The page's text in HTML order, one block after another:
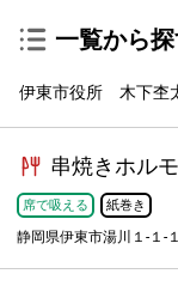
一覧から
伊東市役所 木下杢
串焼きホル
席で吸える 紙巻き
静岡県伊東市湯川１-１-